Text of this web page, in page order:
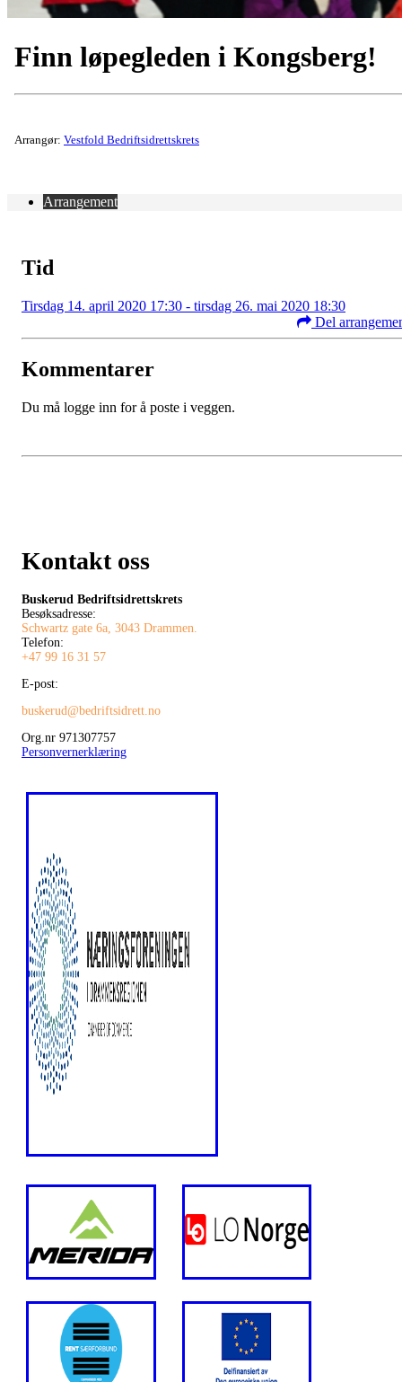
Finn løpegleden i Kongsberg!
Arrangør: Vestfold Bedriftsidrettskrets
Arrangement
Tid
Tirsdag 14. april 2020 17:30 - tirsdag 26. mai 2020 18:30
Del
Kommentarer
Du må logge inn for å poste i veggen.
Kontakt oss
Buskerud Bedriftsidrettskrets
Besøksadresse:
Schwartz gate 6a, 3043 Drammen.
Telefon:
+47 99 16 31 57
E-post:
buskerud@bedriftsidrett.no
Org.nr 971307757
Personvernerklæring